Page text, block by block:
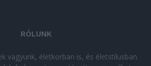
RÓLUNK
vagyunk, életkorban is, és életstílusban